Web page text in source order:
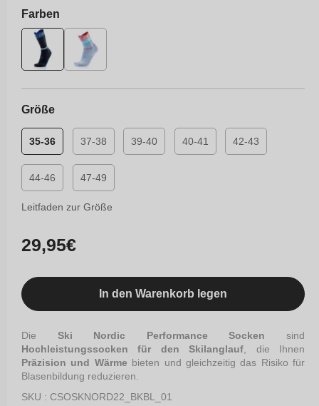
Farben
Größe
35-36 37-38 39-40 40-41 42-43
44-46 47-49
Leitfaden zur Größe
Normaler
Preis
29,95€
In den Warenkorb legen
Die Ski Nordic Performance Socken sind
Hochleistungssocken für den Skilanglauf, die Ihnen
Präzision und Wärme bieten und gleichzeitig das Risiko für
Blasenbildung reduzieren.
SKU : CSOSKNORD22_BKBL_01